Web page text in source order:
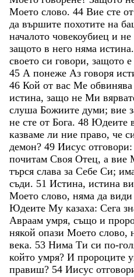
Моето слово. 44 Вие сте от
да вършите похотите на
началото човекоубиец и не
защото в него няма истина.
своето си говори, защото е
45 А понеже Аз говоря
46 Кой от вас Ме обвинява
истина, защо не Ми
слуша Божиите думи; вие
не сте от Бога. 48 Юдеите
казваме ли ние право, че
демон? 49 Иисус отговори:
почитам Своя Отец, а вие
търся слава за Себе Си;
съди. 51 Истина, истина ви
Моето слово, няма да види
Юдеите Му казаха: Сега
Авраам умря, също и
някой опази Моето слово,
века. 53 Нима Ти си по-
който умря? И пророците
правиш? 54 Иисус